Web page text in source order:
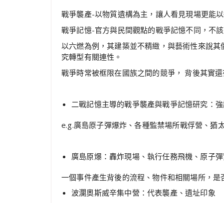
戰爭襲產-以物質遺構為主，讓人看見現場更能以
戰爭記憶-官方與民間觀點的戰爭記憶不同，不
以六燃為例，其建築並不精緻，與藝術性來說
究轉型有關連性。
戰爭時常被框限在國族之間的競爭， 背後其實
二戰記憶主導的戰爭襲產與戰爭記憶研究：
e.g.廣島原子彈爆炸、各種監禁場所戰俘營、猶
廣島原爆：轟炸現場、執行任務飛機、原子
一個事件產生背後的流程、物件和相關場所，
波瀾奧斯威辛集中營：代表襲產、遺址印象